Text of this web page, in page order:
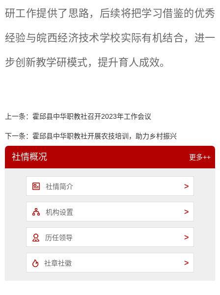
研工作提供了思路，后续将把学习借鉴的优秀
经验与皖西经济技术学校实际有机结合， 进一
步创新教学研模式，提升育人成效。
上一条： 霍邱县中华职教社召开2023年工作会议
下一条： 霍邱县中华职教社开展农技培训，助力乡村振兴
社情概况 更多++
社情简介 >
机构设置 >
历任领导 >
社章社徽 >